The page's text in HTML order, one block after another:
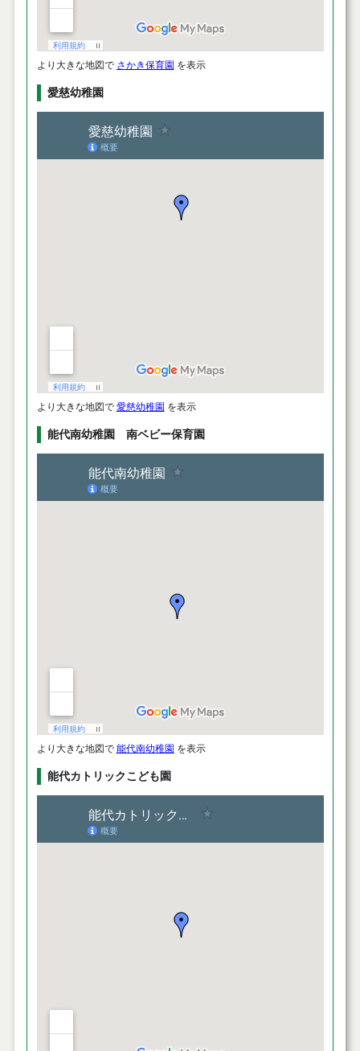
より大きな地図で さかき保育園 を表示
愛慈幼稚園
より大きな地図で 愛慈幼稚園 を表示
能代南幼稚園 南ベビー保育園
より大きな地図で 能代南幼稚園 を表示
能代カトリックこども園